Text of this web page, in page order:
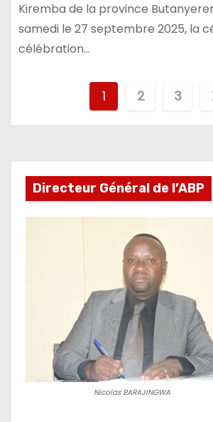
Kiremba de la province
samedi le 27 septembre 2025, la
célébration…
Pagination
1 2 3
Directeur Général de l’ABP
Nicolas BARAJINGWA